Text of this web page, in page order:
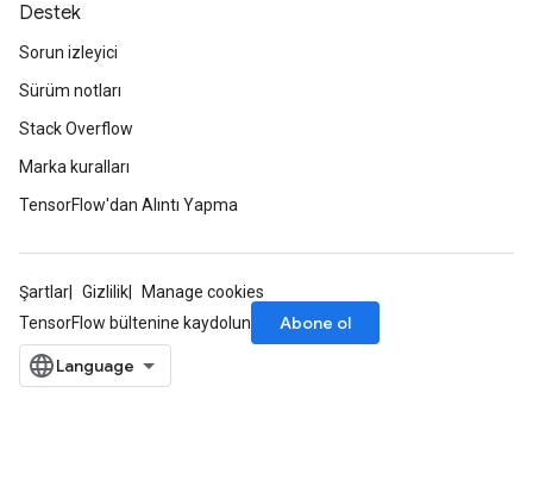
Destek
Sorun izleyici
Sürüm notları
Stack Overflow
Marka kuralları
TensorFlow'dan Alıntı Yapma
Şartlar Gizlilik
Manage cookies
TensorFlow bültenine kaydolun
Abone ol